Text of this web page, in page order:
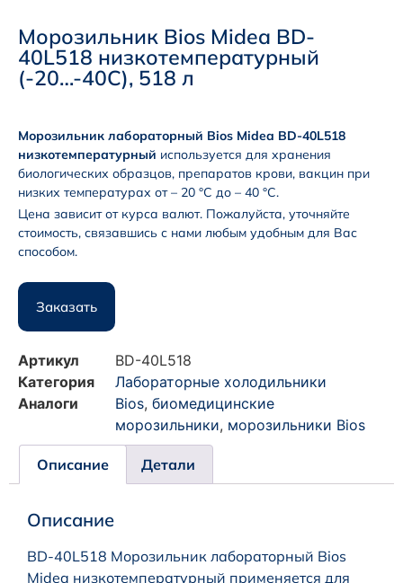
Морозильник Bios Midea BD-
40L518 низкотемпературный
(-20…-40С), 518 л
Морозильник лабораторный Bios Midea BD-40L518
низкотемпературный используется для хранения
биологических образцов, препаратов крови, вакцин при
низких температурах от – 20 °С до – 40 °С.
Цена зависит от курса валют. Пожалуйста, уточняйте
стоимость, связавшись с нами любым удобным для Вас
способом.
Заказать
Артикул
BD-40L518
Категория
Лабораторные холодильники
Аналоги
Bios, биомедицинские
морозильники, морозильники Bios
Описание Детали
Описание
BD-40L518 Морозильник лабораторный Bios
Midea низкотемпературный применяется для